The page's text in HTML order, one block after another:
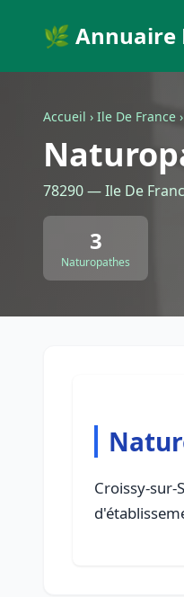
🌿 Annuaire
Accueil › Ile De France ›
78290 — Ile De
3
Naturopathes
Croissy-sur-